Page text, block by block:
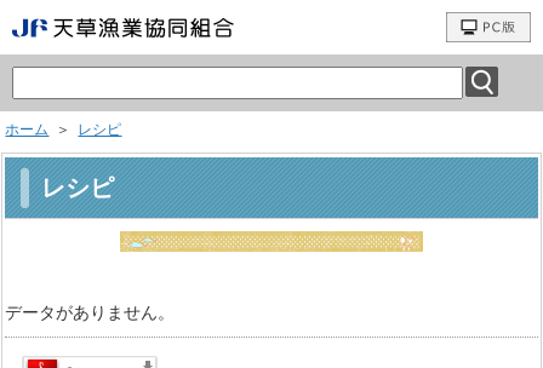
ホーム ＞ レシピ
レシピ
データがありません。